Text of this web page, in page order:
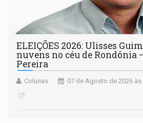
ELEIÇÕES 2026: Ulisses
nuvens no céu de Rondônia
Pereira
Colunas 07 de Agosto de 2026 às